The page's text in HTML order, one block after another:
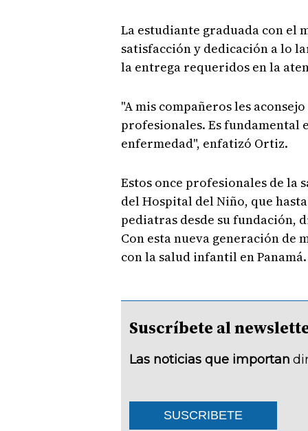
La estudiante graduada con el
satisfacción y dedicación a lo
la entrega requeridos en la
"A mis compañeros les
profesionales. Es fundamental
enfermedad", enfatizó Ortiz.
Estos once profesionales de la
del Hospital del Niño, que
pediatras desde su fundación,
Con esta nueva generación de
con la salud infantil en Panamá.
Suscríbete al
Las noticias que importan
SUSCRIBETE